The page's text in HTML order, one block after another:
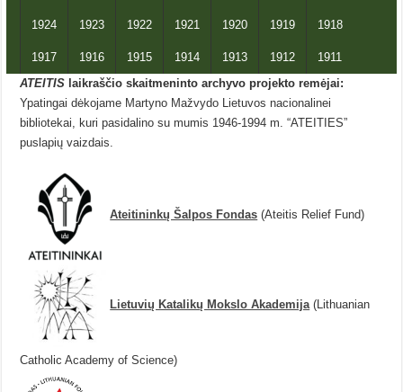
1924 1923 1922 1921 1920 1919 1918
1917 1916 1915 1914 1913 1912
1911
ATEITIS laikraščio skaitmeninto archyvo projekto remėjai:
Ypatingai dėkojame Martyno Mažvydo Lietuvos nacionalinei
bibliotekai, kuri pasidalino su mumis 1946-1994 m. “ATEITIES”
puslapių vaizdais.
Ateitininkų Šalpos Fondas (Ateitis Relief Fund)
Lietuvių Katalikų Mokslo Akademija(Lithuanian
Catholic Academy of Science)